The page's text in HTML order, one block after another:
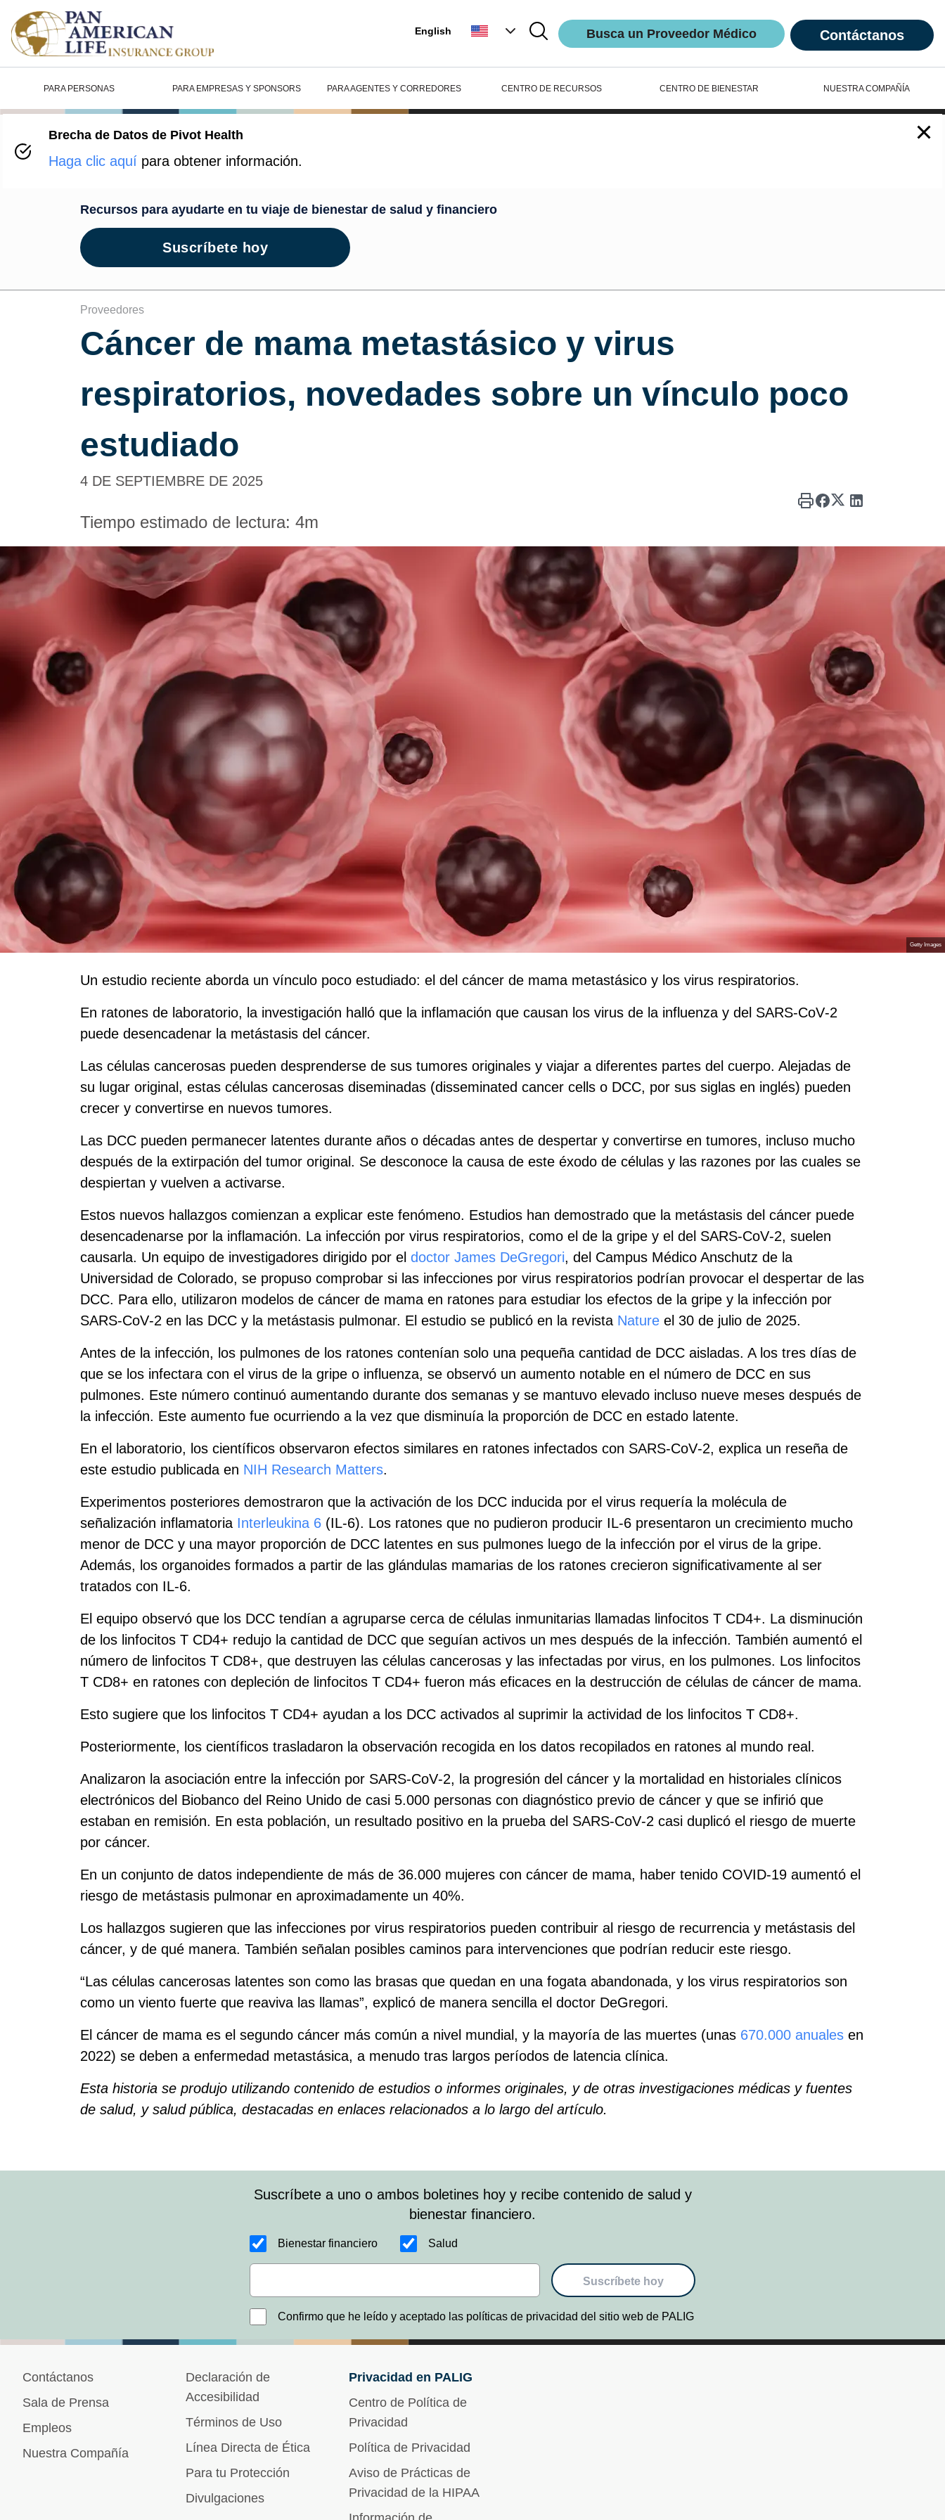
English Busca un Proveedor Médico Contáctanos
PARA PERSONAS PARA EMPRESAS Y SPONSORS PARA AGENTES Y CORREDORES CENTRO DE RECURSOS CENTRO DE BIENESTAR NUESTRA COMPAÑÍA
Centro de Bienestar
Recursos para ayudarte en tu viaje de bienestar de salud y financiero
Suscríbete hoy
Proveedores
Cáncer de mama metastásico y virus
respiratorios, novedades sobre un vínculo poco
estudiado
4 DE SEPTIEMBRE DE 2025
Tiempo estimado de lectura: 4m
Getty Images
Un estudio reciente aborda un vínculo poco estudiado: el del cáncer de mama metastásico y los virus respiratorios.
En ratones de laboratorio, la investigación halló que la inflamación que causan los virus de la influenza y del SARS‑CoV‑2
puede desencadenar la metástasis del cáncer.
Las células cancerosas pueden desprenderse de sus tumores originales y viajar a diferentes partes del cuerpo. Alejadas de
su lugar original, estas células cancerosas diseminadas (disseminated cancer cells o DCC, por sus siglas en inglés) pueden
crecer y convertirse en nuevos tumores.
Las DCC pueden permanecer latentes durante años o décadas antes de despertar y convertirse en tumores, incluso mucho
después de la extirpación del tumor original. Se desconoce la causa de este éxodo de células y las razones por las cuales se
despiertan y vuelven a activarse.
Estos nuevos hallazgos comienzan a explicar este fenómeno. Estudios han demostrado que la metástasis del cáncer puede
desencadenarse por la inflamación. La infección por virus respiratorios, como el de la gripe y el del SARS‑CoV‑2, suelen
causarla. Un equipo de investigadores dirigido por el doctor James DeGregori, del Campus Médico Anschutz de la
Universidad de Colorado, se propuso comprobar si las infecciones por virus respiratorios podrían provocar el despertar de las
DCC. Para ello, utilizaron modelos de cáncer de mama en ratones para estudiar los efectos de la gripe y la infección por
SARS‑CoV‑2 en las DCC y la metástasis pulmonar. El estudio se publicó en la revista Nature el 30 de julio de 2025.
Antes de la infección, los pulmones de los ratones contenían solo una pequeña cantidad de DCC aisladas. A los tres días de
que se los infectara con el virus de la gripe o influenza, se observó un aumento notable en el número de DCC en sus
pulmones. Este número continuó aumentando durante dos semanas y se mantuvo elevado incluso nueve meses después de
la infección. Este aumento fue ocurriendo a la vez que disminuía la proporción de DCC en estado latente.
En el laboratorio, los científicos observaron efectos similares en ratones infectados con SARS‑CoV‑2, explica un reseña de
este estudio publicada en NIH Research Matters.
Experimentos posteriores demostraron que la activación de los DCC inducida por el virus requería la molécula de
señalización inflamatoria Interleukina 6 (IL‑6). Los ratones que no pudieron producir IL‑6 presentaron un crecimiento mucho
menor de DCC y una mayor proporción de DCC latentes en sus pulmones luego de la infección por el virus de la gripe.
Además, los organoides formados a partir de las glándulas mamarias de los ratones crecieron significativamente al ser
tratados con IL‑6.
El equipo observó que los DCC tendían a agruparse cerca de células inmunitarias llamadas linfocitos T CD4+. La disminución
de los linfocitos T CD4+ redujo la cantidad de DCC que seguían activos un mes después de la infección. También aumentó el
número de linfocitos T CD8+, que destruyen las células cancerosas y las infectadas por virus, en los pulmones. Los linfocitos
T CD8+ en ratones con depleción de linfocitos T CD4+ fueron más eficaces en la destrucción de células de cáncer de mama.
Esto sugiere que los linfocitos T CD4+ ayudan a los DCC activados al suprimir la actividad de los linfocitos T CD8+.
Posteriormente, los científicos trasladaron la observación recogida en los datos recopilados en ratones al mundo real.
Analizaron la asociación entre la infección por SARS‑CoV‑2, la progresión del cáncer y la mortalidad en historiales clínicos
electrónicos del Biobanco del Reino Unido de casi 5.000 personas con diagnóstico previo de cáncer y que se infirió que
estaban en remisión. En esta población, un resultado positivo en la prueba del SARS‑CoV‑2 casi duplicó el riesgo de muerte
por cáncer.
En un conjunto de datos independiente de más de 36.000 mujeres con cáncer de mama, haber tenido COVID‑19 aumentó el
riesgo de metástasis pulmonar en aproximadamente un 40%.
Los hallazgos sugieren que las infecciones por virus respiratorios pueden contribuir al riesgo de recurrencia y metástasis del
cáncer, y de qué manera. También señalan posibles caminos para intervenciones que podrían reducir este riesgo.
“Las células cancerosas latentes son como las brasas que quedan en una fogata abandonada, y los virus respiratorios son
como un viento fuerte que reaviva las llamas”, explicó de manera sencilla el doctor DeGregori.
El cáncer de mama es el segundo cáncer más común a nivel mundial, y la mayoría de las muertes (unas 670.000 anuales en
2022) se deben a enfermedad metastásica, a menudo tras largos períodos de latencia clínica.
Esta historia se produjo utilizando contenido de estudios o informes originales, y de otras investigaciones médicas y fuentes
de salud, y salud pública, destacadas en enlaces relacionados a lo largo del artículo.
Brecha de Datos de Pivot Health
Haga clic aquí para obtener información.
Suscríbete a uno o ambos boletines hoy y recibe contenido de salud y
bienestar financiero.
Bienestar financiero Salud
Suscríbete hoy
Confirmo que he leído y aceptado las políticas de privacidad del sitio web de PALIG
Contáctanos
Sala de Prensa
Empleos
Nuestra Compañía
Declaración de
Accesibilidad
Términos de Uso
Línea Directa de Ética
Para tu Protección
Divulgaciones
Privacidad en PALIG
Centro de Política de
Privacidad
Política de Privacidad
Aviso de Prácticas de
Privacidad de la HIPAA